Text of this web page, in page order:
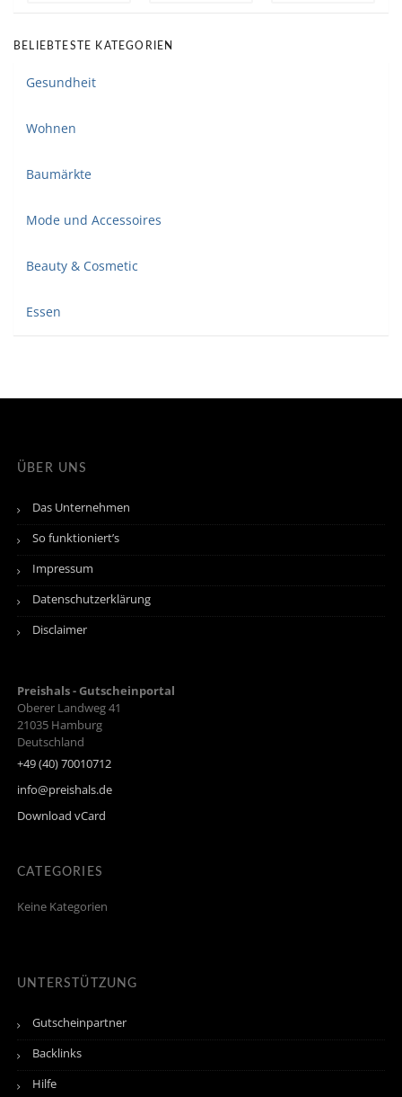
BELIEBTESTE KATEGORIEN
Gesundheit
Wohnen
Baumärkte
Mode und Accessoires
Beauty & Cosmetic
Essen
ÜBER UNS
Das Unternehmen
So funktioniert’s
Impressum
Datenschutzerklärung
Disclaimer
Preishals - Gutscheinportal
Oberer Landweg 41
21035 Hamburg
Deutschland
+49 (40) 70010712
info@preishals.de
Download vCard
CATEGORIES
Keine Kategorien
UNTERSTÜTZUNG
Gutscheinpartner
Backlinks
Hilfe